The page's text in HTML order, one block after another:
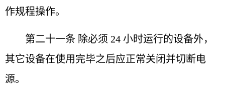
作规程操作。
第二十一条 除必须 24 小时运行的设备外，
其它设备在使用完毕之后应正常关闭并切断电
源。